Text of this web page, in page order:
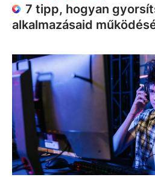
7 tipp, hogyan
alkalmazásaid